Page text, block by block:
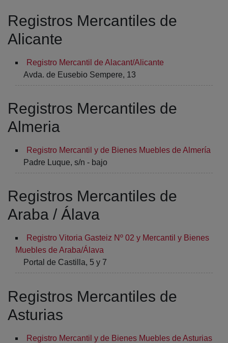
Registros Mercantiles de
Alicante
Registro Mercantil de Alacant/Alicante
Avda. de Eusebio Sempere, 13
Registros Mercantiles de
Almeria
Registro Mercantil y de Bienes Muebles de Almería
Padre Luque, s/n - bajo
Registros Mercantiles de
Araba / Álava
Registro Vitoria Gasteiz Nº 02 y Mercantil y Bienes
Muebles de Araba/Álava
Portal de Castilla, 5 y 7
Registros Mercantiles de
Asturias
Registro Mercantil y de Bienes Muebles de Asturias